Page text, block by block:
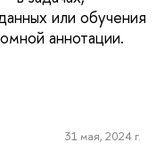
или обучения
аннотации.
31 мая, 2024 г.